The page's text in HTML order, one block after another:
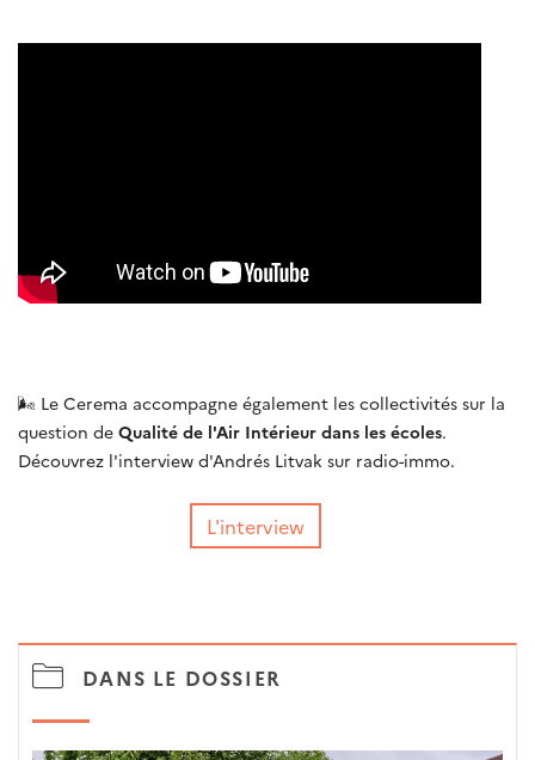
🌬 Le Cerema accompagne également les collectivités sur la
question de Qualité de l'Air Intérieur dans les écoles.
Découvrez l'interview d'Andrés Litvak sur radio-immo.
L'interview
DANS LE DOSSIER